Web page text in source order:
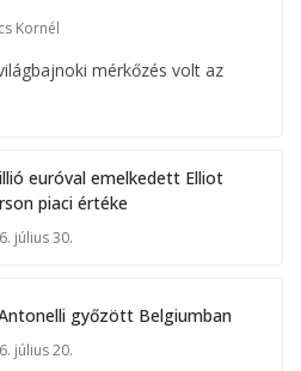
Kornél
mérkőzés volt az
euróval emelkedett Elliot
piaci értéke
július 30.
győzött Belgiumban
július 20.